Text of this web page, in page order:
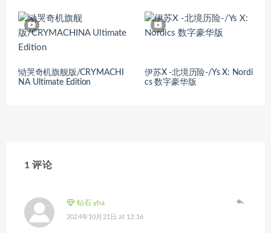
恸哭奇机旗舰版/CRYMACHI
NA Ultimate Edition
伊苏X -北境历险-/Ys X: Nordi
cs 数字豪华版
1 评论
钻石 yha
2024年10月21日 at 12:16